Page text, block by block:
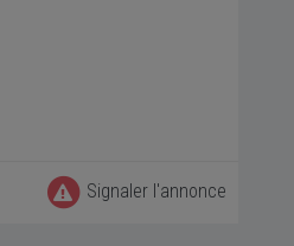
Signaler l'annonce